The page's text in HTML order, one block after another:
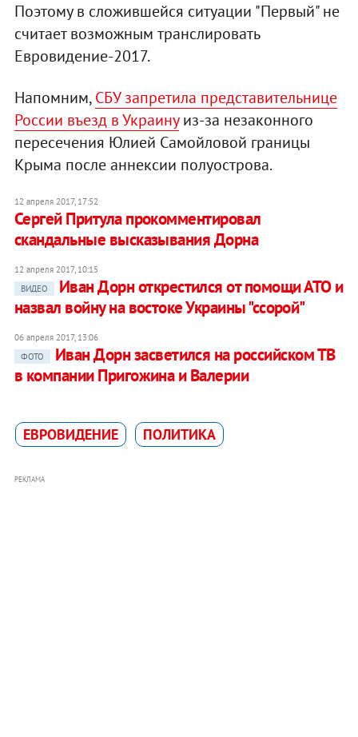
Поэтому в сложившейся ситуации "Первый" не
считает возможным транслировать
Евровидение-2017.
Напомним,СБУ запретила представительнице
России въезд в Украинуиз-за незаконного
пересечения Юлией Самойловой границы
Крыма после аннексии полуострова.
12 апреля 2017, 17:52
Сергей Притула прокомментировал
скандальные высказывания Дорна
12 апреля 2017, 10:15
ВИДЕО
Иван Дорн открестился от помощи АТО и
назвал войну на востоке Украины "ссорой"
06 апреля 2017, 13:06
ФОТО
Иван Дорн засветился на российском ТВ
в компании Пригожина и Валерии
ЕВРОВИДЕНИЕ ПОЛИТИКА
РЕКЛАМА